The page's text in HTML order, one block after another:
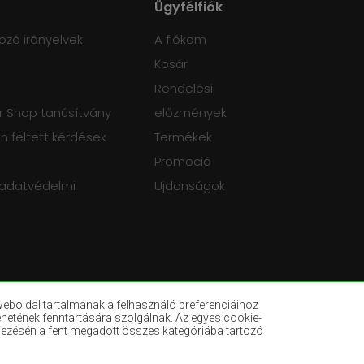
tartalmának a felhasználó preferenciáihoz
fenntartására szolgálnak. Az egyes cookie-
a fent megadott összes kategóriába tartozó
irányelvek
Shop tanúsítvány
feltett kérdések
Ügyfélfiók
A fiókom
Kosár
Rendelési
előzmények
Termékek
Promoció
Ujdonságok